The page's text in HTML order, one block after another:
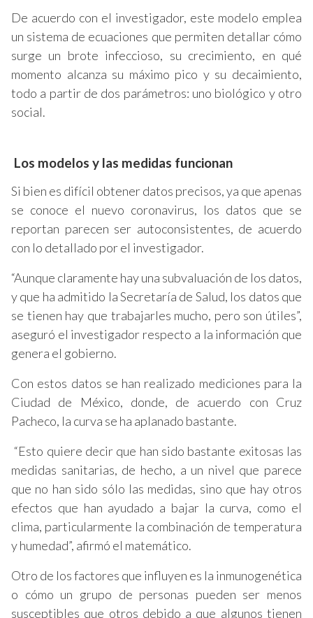
De acuerdo con el investigador, este modelo emplea
un sistema de ecuaciones que permiten detallar cómo
surge un brote infeccioso, su crecimiento, en qué
momento alcanza su máximo pico y su decaimiento,
todo a partir de dos parámetros: uno biológico y otro
social.
Los modelos y las medidas funcionan
Si bien es difícil obtener datos precisos, ya que apenas
se conoce el nuevo coronavirus, los datos que se
reportan parecen ser autoconsistentes, de acuerdo
con lo detallado por el investigador.
“Aunque claramente hay una subvaluación de los datos,
y que ha admitido la Secretaría de Salud, los datos que
se tienen hay que trabajarles mucho, pero son útiles”,
aseguró el investigador respecto a la información que
genera el gobierno.
Con estos datos se han realizado mediciones para la
Ciudad de México, donde, de acuerdo con Cruz
Pacheco, la curva se ha aplanado bastante.
“Esto quiere decir que han sido bastante exitosas las
medidas sanitarias, de hecho, a un nivel que parece
que no han sido sólo las medidas, sino que hay otros
efectos que han ayudado a bajar la curva, como el
clima, particularmente la combinación de temperatura
y humedad”, afirmó el matemático.
Otro de los factores que influyen es la inmunogenética
o cómo un grupo de personas pueden ser menos
susceptibles que otros debido a que algunos tienen